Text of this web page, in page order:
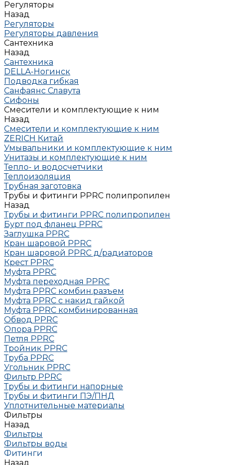
Регуляторы
Назад
Регуляторы
Регуляторы давления
Сантехника
Назад
Сантехника
DELLA-Ногинск
Подводка гибкая
Санфаянс Славута
Сифоны
Смесители и комплектующие к ним
Назад
Смесители и комплектующие к ним
ZERICH Китай
Умывальники и комплектующие к ним
Унитазы и комплектующие к ним
Тепло- и водосчетчики
Теплоизоляция
Трубная заготовка
Трубы и фитинги PPRC полипропилен
Назад
Трубы и фитинги PPRC полипропилен
Бурт под фланец РРRC
Заглушка РРRC
Кран шаровой PPRC
Кран шаровой PPRC д/радиаторов
Крест PPRC
Муфта PPRC
Муфта переходная PPRC
Муфта РРRC комбин.разъем
Муфта PPRC с накид гайкой
Муфта РРRC комбинированная
Обвод РРRC
Опора РРRC
Петля РРRC
Тройник РРRC
Труба РРRC
Угольник РРRC
Фильтр PPRC
Трубы и фитинги напорные
Трубы и фитинги ПЭ/ПНД
Уплотнительные материалы
Фильтры
Назад
Фильтры
Фильтры воды
Фитинги
Назад